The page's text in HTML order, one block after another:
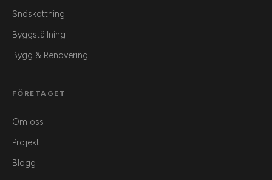
Snöskottning
Byggställning
Bygg & Renovering
FÖRETAGET
Om oss
Projekt
Blogg